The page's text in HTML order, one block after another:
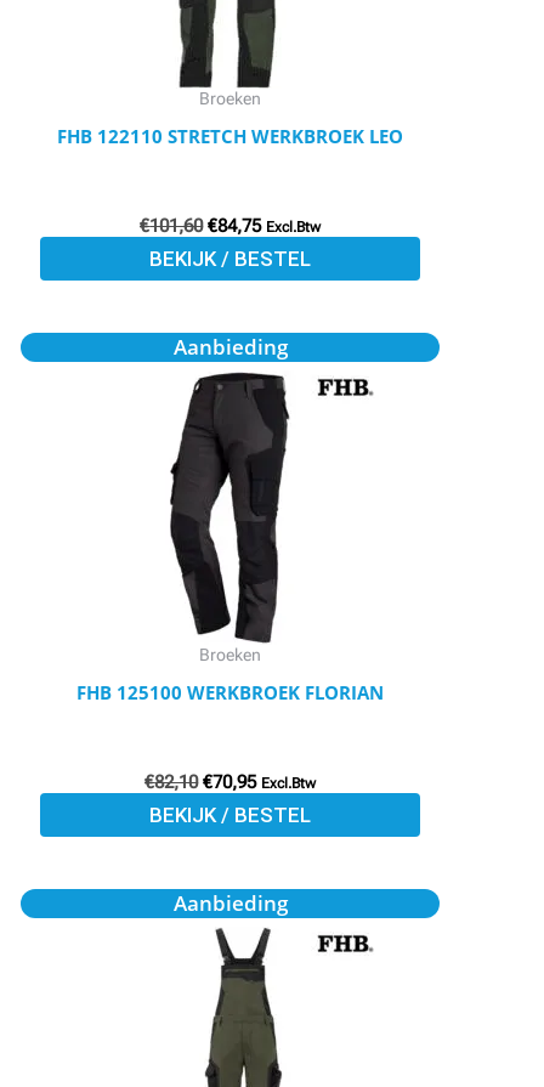
Broeken
FHB 122110 STRETCH WERKBROEK LEO
€101,60 €84,75 Excl.Btw
BEKIJK / BESTEL
kan
gekozen
worden
op
Aanbieding
Broeken
FHB 125100 WERKBROEK FLORIAN
€82,10
Oorspronkelijke
prijs
was:
€82,10.
€70,95
Huidige
prijs
is:
€70,95.
Excl.Btw
BEKIJK / BESTEL
Dit
product
heeft
meerdere
variaties.
Deze
optie
kan
gekozen
worden
op
Aanbieding
Oorspronkelijke
prijs
was:
€90,50.
Huidige
prijs
is:
€78,95.
Dit
product
heeft
meerdere
variaties.
Deze